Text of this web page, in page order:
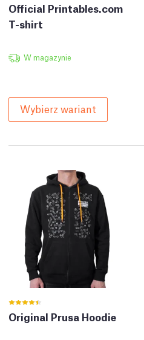
Official Printables.com
T-shirt
W magazynie
Wybierz wariant
Original Prusa Hoodie